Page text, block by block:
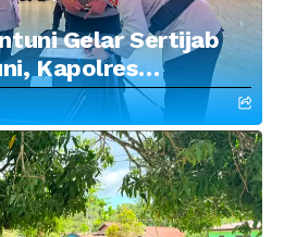
Gelar Sertijab
Kapolres
dan